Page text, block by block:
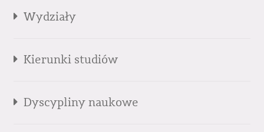
Wydziały
Kierunki studiów
Dyscypliny naukowe